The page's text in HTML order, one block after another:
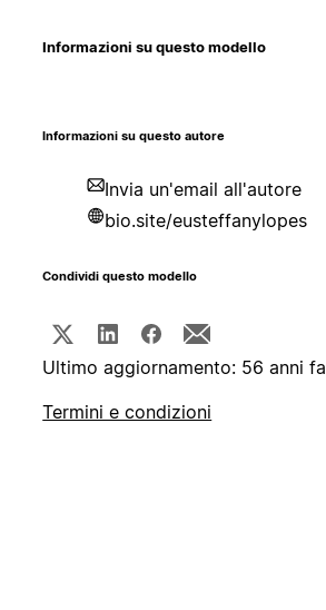
Informazioni su questo modello
Informazioni su questo autore
Invia un'email all'autore
bio.site/eusteffanylopes
Condividi questo modello
Ultimo aggiornamento: 56 anni fa
Termini e condizioni